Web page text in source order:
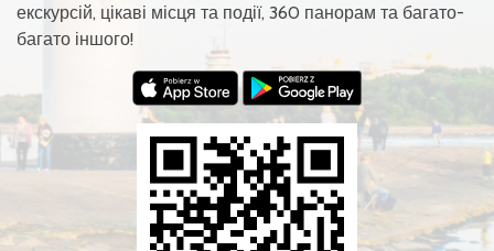
екскурсій, цікаві місця та події, 360 панорам та багато-
багато іншого!